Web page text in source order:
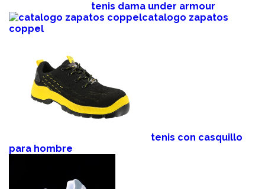
tenis dama under armour
catalogo zapatos
coppel
tenis con casquillo
para hombre